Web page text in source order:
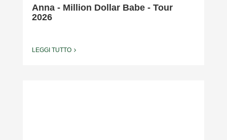
Anna - Million Dollar Babe - Tour
2026
LEGGI TUTTO